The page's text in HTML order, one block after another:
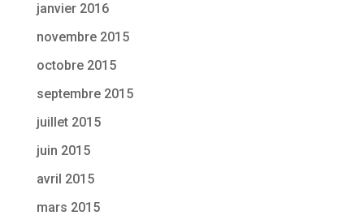
janvier 2016
novembre 2015
octobre 2015
septembre 2015
juillet 2015
juin 2015
avril 2015
mars 2015